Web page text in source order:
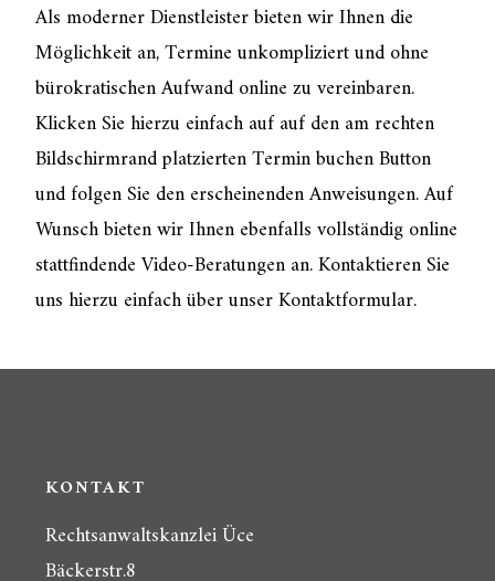
Als moderner Dienstleister bieten wir Ihnen die
Möglichkeit an, Termine unkompliziert und ohne
bürokratischen Aufwand online zu vereinbaren.
Klicken Sie hierzu einfach auf auf den am rechten
Bildschirmrand platzierten Termin buchen Button
und folgen Sie den erscheinenden Anweisungen. Auf
Wunsch bieten wir Ihnen ebenfalls vollständig online
stattfindende Video-Beratungen an. Kontaktieren Sie
uns hierzu einfach über unser Kontaktformular.
KONTAKT
Rechtsanwaltskanzlei Üce
Bäckerstr.8